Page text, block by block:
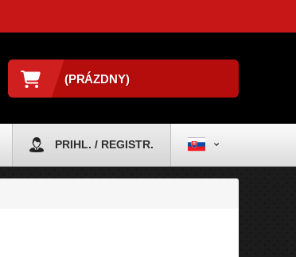
(PRÁZDNY)
PRIHL. / REGISTR.